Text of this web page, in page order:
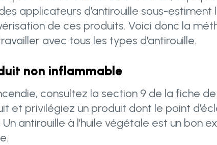
applicateurs d’antirouille sous-estiment
de ces produits. Voici donc la
avec tous les types d’antirouille.
non inflammable
consultez la section 9 de la fiche
et privilégiez un produit dont le point
Un antirouille à l’huile végétale est un bon